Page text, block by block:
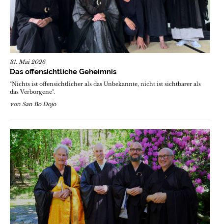
31. Mai 2026
Das offensichtliche Geheimnis
"Nichts ist offensichtlicher als das Unbekannte, nicht ist sichtbarer als
das Verborgene".
von San Bo Dojo